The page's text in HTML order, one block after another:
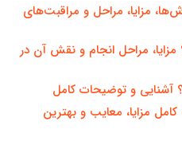
مزایا، مراحل و مراقبت‌های
مراحل انجام و نقش آن در
آشنایی و توضیحات کامل
مزایا، معایب و بهترین